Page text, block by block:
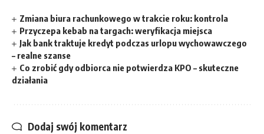
Zmiana biura rachunkowego w trakcie roku: kontrola
Przyczepa kebab na targach: weryfikacja miejsca
Jak bank traktuje kredyt podczas urlopu wychowawczego
– realne szanse
Co zrobić gdy odbiorca nie potwierdza KPO – skuteczne
działania
Dodaj swój komentarz